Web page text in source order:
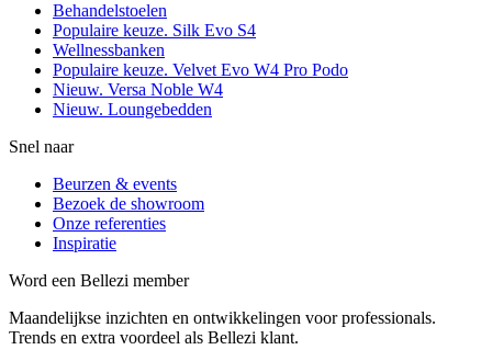
Behandelstoelen
Populaire keuze. Silk Evo S4
Wellnessbanken
Populaire keuze. Velvet Evo W4 Pro Podo
Nieuw. Versa Noble W4
Nieuw. Loungebedden
Snel naar
Beurzen & events
Bezoek de showroom
Onze referenties
Inspiratie
Word een Bellezi member
Maandelijkse inzichten en ontwikkelingen voor professionals.
Trends en extra voordeel als Bellezi klant.